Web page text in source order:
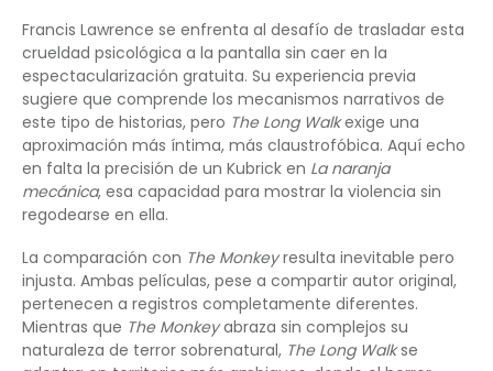
Francis Lawrence se enfrenta al desafío de trasladar esta
crueldad psicológica a la pantalla sin caer en la
espectacularización gratuita. Su experiencia previa
sugiere que comprende los mecanismos narrativos de
este tipo de historias, pero The Long Walkexige una
aproximación más íntima, más claustrofóbica. Aquí echo
en falta la precisión de un Kubrick en La naranja
mecánica, esa capacidad para mostrar la violencia sin
regodearse en ella.
La comparación con The Monkeyresulta inevitable pero
injusta. Ambas películas, pese a compartir autor original,
pertenecen a registros completamente diferentes.
Mientras que The Monkeyabraza sin complejos su
naturaleza de terror sobrenatural, The Long Walkse